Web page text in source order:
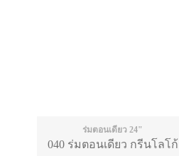
ร่มตอนเดียว 24"
040 ร่มตอนเดียว กรีนโลโก้